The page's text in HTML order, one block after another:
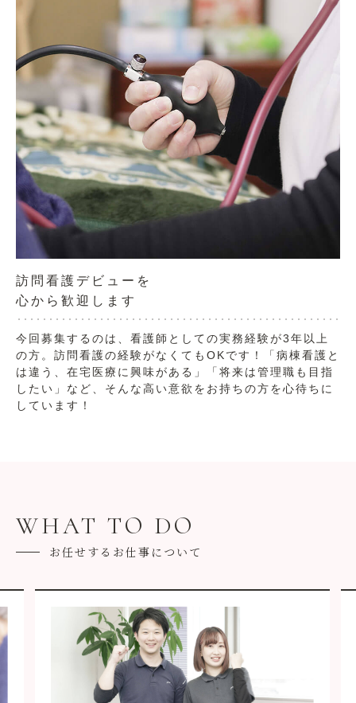
訪問看護デビューを
心から歓迎します
今回募集するのは、看護師としての実務経験が3年以上
の方。訪問看護の経験がなくてもOKです！「病棟看護と
は違う、在宅医療に興味がある」「将来は管理職も目指
したい」など、そんな高い意欲をお持ちの方を心待ちに
しています！
WHAT TO DO
お任せするお仕事について